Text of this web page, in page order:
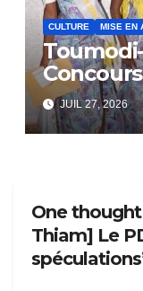
CULTURE MISE EN
bientôt
JUIL 27, 2026
One
Thiam] Le